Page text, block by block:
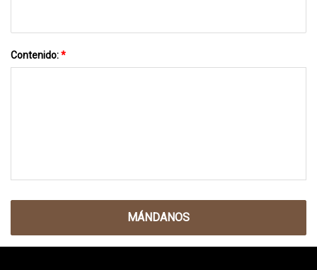
Contenido:*
MÁNDANOS